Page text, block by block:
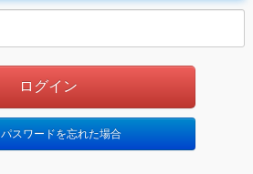
パスワードを忘れた場合